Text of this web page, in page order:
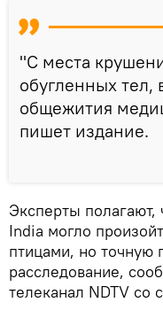
"С места
обугленных тел,
общежития
пишет издание.
Эксперты
India могло
птицами, но точную
расследование,
телеканал NDTV со